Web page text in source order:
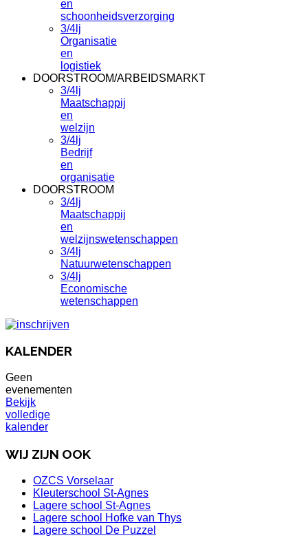
en
schoonheidsverzorging
3/4lj
Organisatie
en
logistiek
DOORSTROOM/ARBEIDSMARKT
3/4lj
Maatschappij
en
welzijn
3/4lj
Bedrijf
en
organisatie
DOORSTROOM
3/4lj
Maatschappij
en
welzijnswetenschappen
3/4lj
Natuurwetenschappen
3/4lj
Economische
wetenschappen
KALENDER
Geen
evenementen
Bekijk
volledige
kalender
WIJ ZIJN OOK
OZCS Vorselaar
Kleuterschool St-Agnes
Lagere school St-Agnes
Lagere school Hofke van Thys
Lagere school De Puzzel